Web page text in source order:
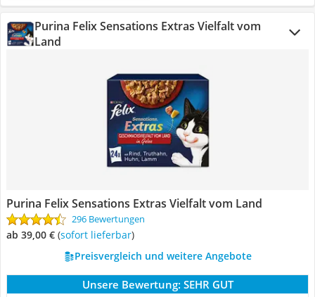
Purina Felix Sensations Extras Vielfalt vom
Land
Purina Felix Sensations Extras Vielfalt vom Land
296 Bewertungen
ab 39,00 € ( Sofort lieferbar)
Preisvergleich und weitere Angebote
Unsere Bewertung: SEHR GUT